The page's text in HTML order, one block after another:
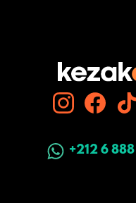
+212 6